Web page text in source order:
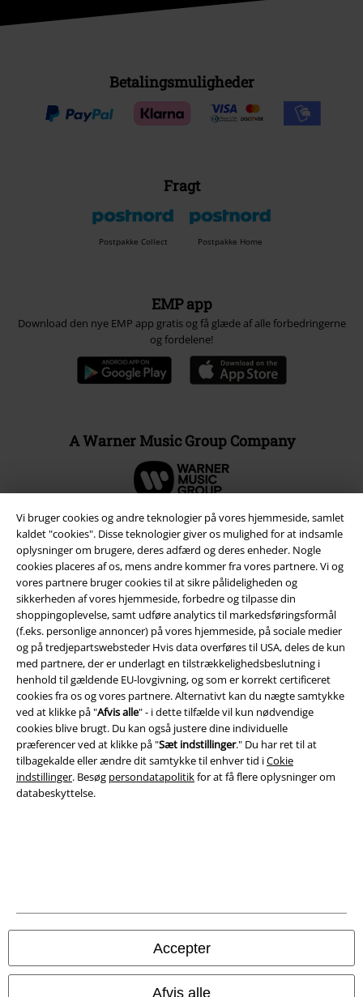
Vi bruger cookies og andre teknologier på vores hjemmeside, samlet
kaldet "cookies". Disse teknologier giver os mulighed for at indsamle
oplysninger om brugere, deres adfærd og deres enheder. Nogle
cookies placeres af os, mens andre kommer fra vores partnere. Vi og
vores partnere bruger cookies til at sikre pålideligheden og
sikkerheden af ​​vores hjemmeside, forbedre og tilpasse din
shoppingoplevelse, samt udføre analytics til markedsføringsformål
(f.eks. personlige annoncer) på vores hjemmeside, på sociale medier
og på tredjepartswebsteder Hvis data overføres til USA, deles de kun
med partnere, der er underlagt en tilstrækkelighedsbeslutning i
henhold til gældende EU-lovgivning, og som er korrekt certificeret
cookies fra os og vores partnere. Alternativt kan du nægte samtykke
ved at klikke på "Afvis alle" - i dette tilfælde vil kun nødvendige
cookies blive brugt. Du kan også justere dine individuelle
præferencer ved at klikke på "Sæt indstillinger." Du har ret til at
tilbagekalde eller ændre dit samtykke til enhver tid iCokie
indstillinger. Besøg persondatapolitikfor at få flere oplysninger om
databeskyttelse.
Accepter
Afvis alle
Betalingsmuligheder
Fragt
Postpakke Collect Postpakke Home
EMP app
Download den nye EMP app gratis og få glæde af alle forbedringerne
og fordelene!
A Warner Music Group Company
Juridisk
Salgs-, medlems- & leveringsbetingelser
Om EMP Danmark
Persondatapolitik